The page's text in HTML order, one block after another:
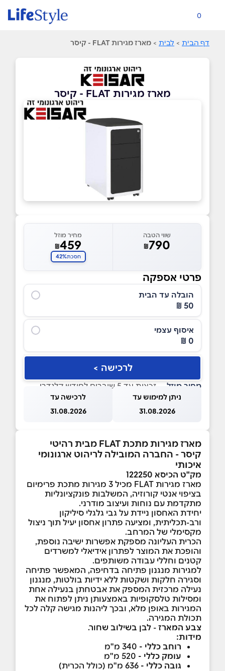
0
דף הבית > לבית > מארז מגירות FLAT - קיסר
מארז מגירות FLAT - קיסר
שווי הטבה
₪790
מחיר מוזל
₪459
חסכת42%
פרטי אספקה
הובלה עד הבית
50 ₪
איסוף עצמי
0 ₪
לרכישה >
מחיר מוזל — זכאות עד 5 שוברים לחודש קלנדרי
ניתן למימוש עד
31.08.2026
לרכישה עד
31.08.2026
מארז מגירות מתכת FLAT מבית רהיטי
קיסר - החברה המובילה לריהוט ארגונומי
איכותי
מק"ט הכיסא 122250
מארז מגירות FLAT מכיל 3 מגירות מתכת פרימיום
בציפוי אנטי קורוזיה, המשלבות פונקציונליות
מתקדמת עם נוחות ועיצוב מודרני.
יחידת האחסון ניידת על גבי גלגלי סיליקון
ורב-תכליתית, ומציעה פתרון אחסון יעיל תוך ניצול
מקסימלי של המרחב.
הכרית העליונה מספקת אפשרות ישיבה נוספת,
והופכת את המוצר לפתרון אידיאלי למשרדים
קטנים וחללי עבודה משותפים.
למגירות מנגנון פתיחה בדחיפה, המאפשר פתיחה
וסגירה חלקות ושקטות ללא ידיות בולטות, מנגנון
נעילה מרכזית המספק את אבטחתן בנעילה אחת
ומסילות טלסקופיות באמצעותן ניתן לפתוח את
המגירות באופן מלא, ובכך ליהנות מגישה קלה לכל
תכולת המגירה.
צבע המארז - לבן בשילוב שחור.
מידות:
רוחב כללי -
עומק כללי -
גובה כללי -